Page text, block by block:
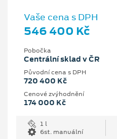
Vaše cena s DPH
546 400 Kč
Pobočka
Centrální sklad v ČR
Původní cena s DPH
720 400 Kč
Cenové zvýhodnění
174 000 Kč
1 l
6st. manuální